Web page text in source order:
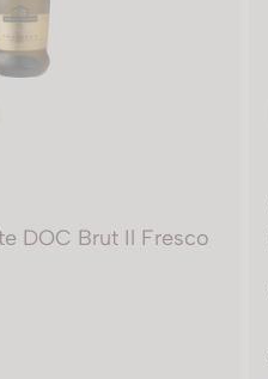
DOC Brut Il Fresco